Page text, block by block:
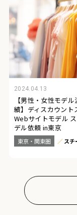
2024.04.13
【男性・女性モデ
績】ディスカウント
Webサイトモデル
デル依頼 in東京
東京・関東圏 ス